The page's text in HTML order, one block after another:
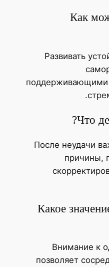
Как
Развивать
поддерживающими
Что
После неудачи
причины,
Какое
Внимание к
позволяет